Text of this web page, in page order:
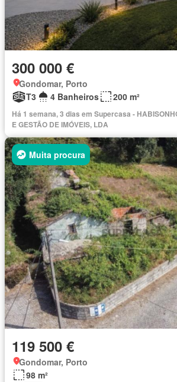
300 000 €
Gondomar, Porto
T3
4 Banheiros 200 m²
Há 1 semana, 3 dias em Supercasa -
E GESTÃO DE IMÓVEIS, LDA
Muita procura
119 500 €
Gondomar, Porto
98 m²